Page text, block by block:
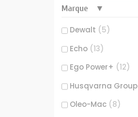
Marque
Dewalt (5)
Echo (13)
Ego Power+ (12)
Husqvarna Group
Oleo-Mac (8)